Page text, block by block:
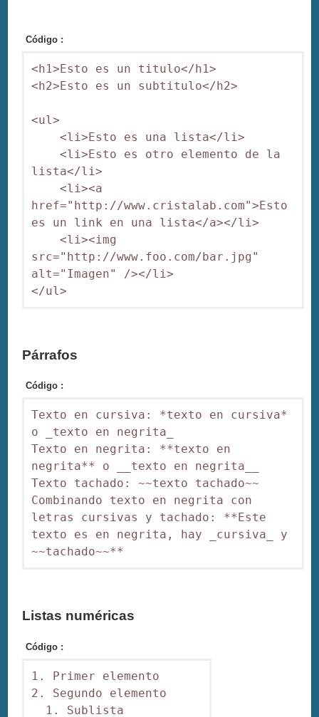
Código :
<h1>Esto es un titulo</h1>
<h2>Esto es un subtitulo</h2>
<ul>
<li>Esto es una lista</li>
<li>Esto es otro elemento de la
lista</li>
<li><a
href="http://www.cristalab.com">Esto
es un link en una lista</a></li>
<li><img
src="http://www.foo.com/bar.jpg"
alt="Imagen" /></li>
Párrafos
Código :
Texto en cursiva: *texto en cursiva*
o _texto en negrita_
Texto en negrita: **texto en
negrita** o __texto en negrita__
Texto tachado: ~~texto tachado~~
Combinando texto en negrita con
letras cursivas y tachado: **Este
texto es en negrita, hay _cursiva_ y
~~tachado~~**
Listas numéricas
Código :
1. Primer elemento
2. Segundo elemento
1. Sublista